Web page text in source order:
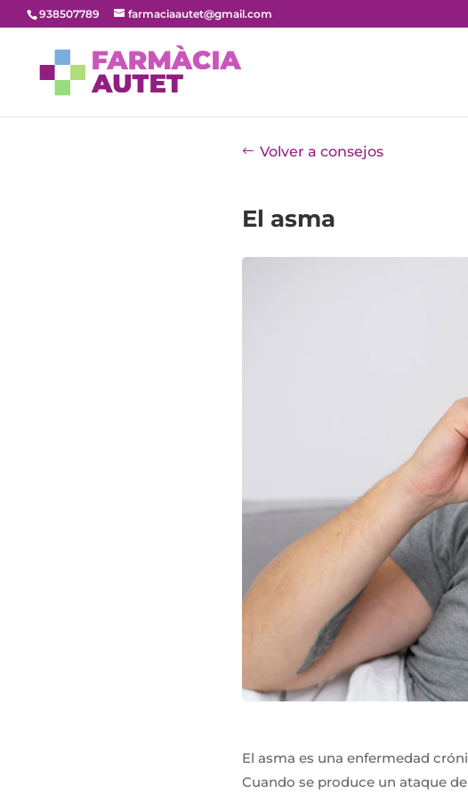
938507789 farmaciaautet@gmail.com
Volver a consejos
El asma
El asma es una enfermedad
Cuando se produce un ataque